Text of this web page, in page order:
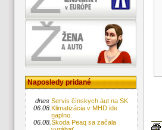
Naposledy pridané
dnes Servis čínskych áut na SK
06.08.Klimatizácia v MHD ide
naplno.
06.08.Škoda Peaq sa začala